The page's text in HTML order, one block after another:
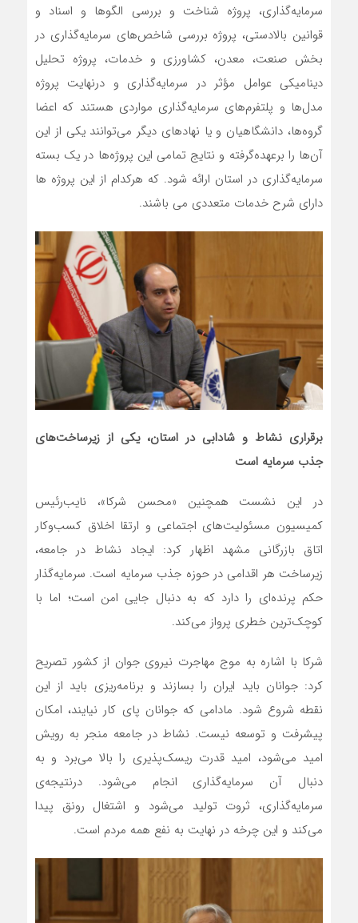
سرمایه‌گذاری، پروژه شناخت و بررسی الگوها و اسناد و
قوانین بالادستی، پروژه بررسی شاخص‌های سرمایه‌گذاری در
بخش صنعت، معدن، کشاورزی و خدمات، پروژه تحلیل
دینامیکی عوامل مؤثر در سرمایه‌گذاری و درنهایت پروژه
مدل‌ها و پلتفرم‌های سرمایه‌گذاری مواردی هستند که اعضا
گروه‌ها، دانشگاهیان و یا نهادهای دیگر می‌توانند یکی از این
آن‌ها را برعهده‌گرفته و نتایج تمامی این پروژه‌ها در یک بسته
سرمایه‌گذاری در استان ارائه شود. که هرکدام از این پروژه ها
دارای شرح خدمات متعددی می باشند.
برقراری نشاط و شادابی در استان، یکی از زیرساخت‌های
جذب سرمایه‌ است
در این نشست همچنین «محسن شرکا»، نایب‌رئیس
کمیسیون مسئولیت‌های اجتماعی و ارتقا اخلاق کسب‌وکار
اتاق بازرگانی مشهد اظهار کرد: ایجاد نشاط در جامعه،
زیرساخت هر اقدامی در حوزه جذب سرمایه است. سرمایه‌گذار
حکم پرنده‌ای را دارد که به دنبال جایی امن است؛ اما با
کوچک‌ترین خطری پرواز می‌کند.
شرکا با اشاره به موج مهاجرت نیروی جوان از کشور تصریح
کرد: جوانان باید ایران را بسازند و برنامه‌ریزی باید از این
نقطه شروع شود. مادامی که جوانان پای کار نیایند، امکان
پیشرفت و توسعه نیست. نشاط در جامعه منجر به رویش
امید می‌شود، امید قدرت ریسک‌پذیری را بالا می‌برد و به
دنبال آن سرمایه‌گذاری انجام می‌شود. درنتیجه‌ی
سرمایه‌گذاری، ثروت تولید می‌شود و اشتغال رونق پیدا
می‌کند و این چرخه در نهایت به نفع همه مردم است.